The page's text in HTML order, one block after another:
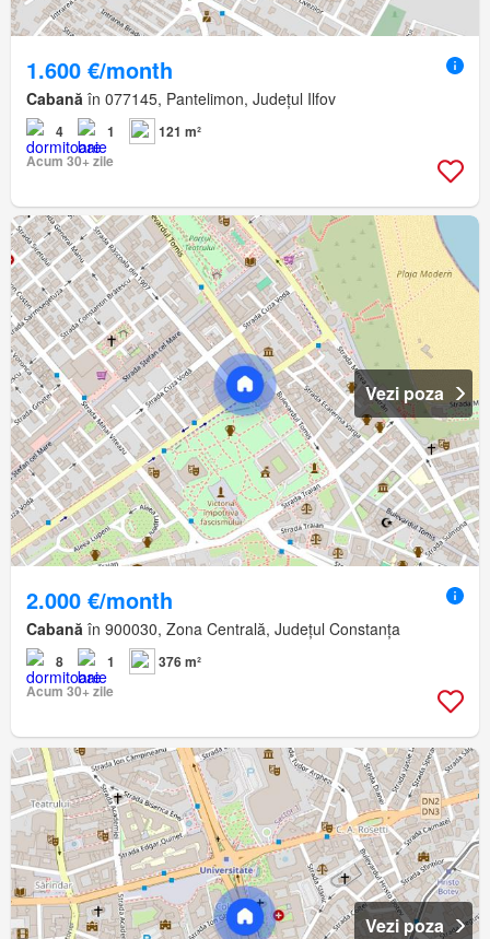
1.600 €/month
Cabană în 077145, Pantelimon, Județul Ilfov
4 1
121 m²
Acum 30+ zile
Vezi poza
2.000 €/month
Cabană în 900030, Zona Centrală, Județul Constanța
8 1
376 m²
Acum 30+ zile
Vezi poza